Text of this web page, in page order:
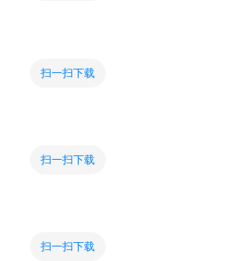
扫一扫下载
扫一扫下载
扫一扫下载